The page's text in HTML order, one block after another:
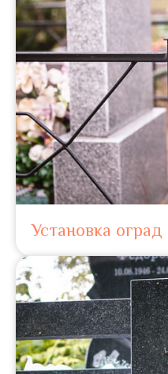
Установка оград